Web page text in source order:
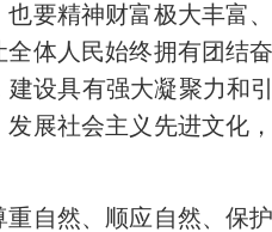
精神财富极大丰富
体人民始终拥有团结
设具有强大凝聚力和
展社会主义先进文化
重自然、顺应自然、保